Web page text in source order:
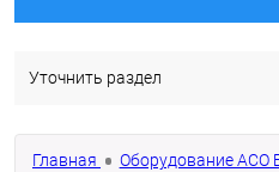
Уточнить раздел
Главная Оборудование АСО